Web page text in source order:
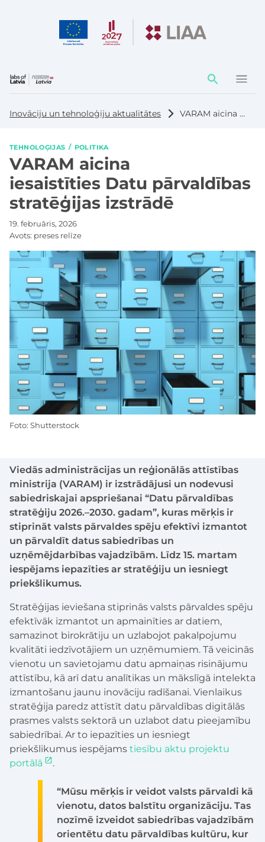
Darbības
elementi
Inovāciju un tehnoloģiju aktualitātes VARAM aicina iesaistīties Datu pārvaldības stratēģijas izstrādē
TEHNOLOĢIJAS POLITIKA
VARAM aicina
iesaistīties Datu pārvaldības
stratēģijas izstrādē
19. februāris, 2026
Avots: preses relīze
Viedās administrācijas un reģionālās attīstības
ministrija (VARAM) ir izstrādājusi un nodevusi
sabiedriskajai apspriešanai “Datu pārvaldības
stratēģiju 2026.–2030. gadam”, kuras mērķis ir
stiprināt valsts pārvaldes spēju efektīvi izmantot
un pārvaldīt datus sabiedrības un
uzņēmējdarbības vajadzībām. Līdz 15. martam
iespējams iepazīties ar stratēģiju un iesniegt
priekšlikumus.
Stratēģijas ieviešana stiprinās valsts pārvaldes spēju
efektīvāk izmantot un apmainīties ar datiem,
samazinot birokrātiju un uzlabojot pakalpojumu
kvalitāti iedzīvotājiem un uzņēmumiem. Tā veicinās
vienotu un savietojamu datu apmaiņas risinājumu
attīstību, kā arī datu analītikas un mākslīgā intelekta
izmantošanu jaunu inovāciju radīšanai. Vienlaikus
stratēģija paredz attīstīt datu pārvaldības digitālās
prasmes valsts sektorā un uzlabot datu pieejamību
sabiedrībai. Ar to iepazīties un iesniegt
priekšlikumus iespējams tiesību aktu projektu
portālā
.
“Mūsu mērķis ir veidot valsts pārvaldi kā
vienotu, datos balstītu organizāciju. Tas
nozīmē izveidot sabiedrības vajadzībām
orientētu datu pārvaldības kultūru, kur
Foto: Shutterstock